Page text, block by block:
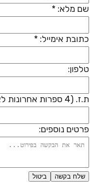
מלא: *
אימייל: *
ספרות אחרונות לאימות):
נוספים:
שלח בקשה ביטול